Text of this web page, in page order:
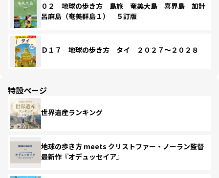
０２ 地球の歩き方 島旅 奄美大島 喜界島 加計
呂麻島（奄美群島１） ５訂版
Ｄ１７ 地球の歩き方 タイ ２０２７～２０２８
特設ページ
世界遺産ランキング
地球の歩き方 meets クリストファー・ノーラン監督
最新作『オデュッセイア』